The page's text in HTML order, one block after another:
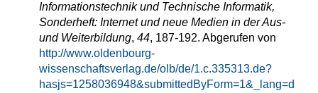
Informationstechnik und Technische Informatik,
Sonderheft: Internet und neue Medien in der Aus-
und Weiterbildung, 44, 187-192. Abgerufen von
http://www.oldenbourg-
wissenschaftsverlag.de/olb/de/1.c.335313.de?
hasjs=1258036948&submittedByForm=1&_lang=d